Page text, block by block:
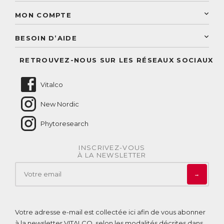
Découvrez le catalogue
Paiement sécurisé
Conseils personnalisés
Conseil personnalisé
MON COMPTE
BESOIN D’AIDE
RETROUVEZ-NOUS SUR LES RÉSEAUX SOCIAUX
Vitalco
New Nordic
Phytoresearch
INSCRIVEZ-VOUS
À LA NEWSLETTER
→
Votre adresse e-mail est collectée ici afin de vous abonner